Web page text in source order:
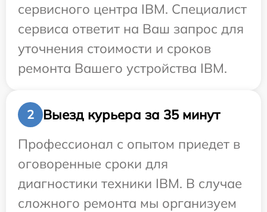
сервисного центра IBM. Специалист
сервиса ответит на Ваш запрос для
уточнения стоимости и сроков
ремонта Вашего устройства IBM.
2
Выезд курьера за 35 минут
Профессионал с опытом приедет в
оговоренные сроки для
диагностики техники IBM. В случае
сложного ремонта мы организуем